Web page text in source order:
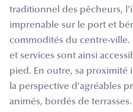
traditionnel des pêcheurs,
imprenable sur le port et
commodités du centre-
et services sont ainsi
pied. En outre, sa proximité
la perspective d’agréables
animés, bordés de